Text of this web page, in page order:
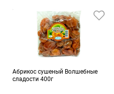
Абрикос сушеный Волшебные
сладости 400г